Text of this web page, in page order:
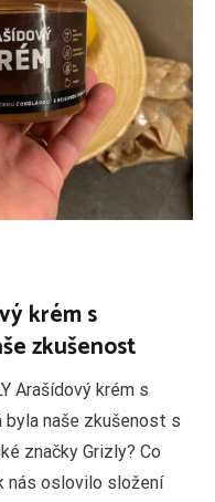
krém s
zkušenost
Arašídový krém s
byla naše zkušenost s
značky Grizly? Co
nás oslovilo složení